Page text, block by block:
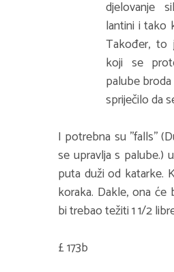
djelovanje
lantini i tako
Također,
koji se
palube
spriječilo da
I potrebna su ''falls''
se upravlja s palube.)
puta duži od katarke.
koraka. Dakle, ona
bi trebao težiti 1 1/2
£ 173b